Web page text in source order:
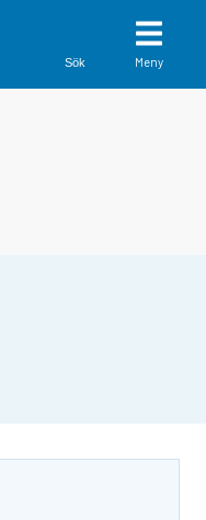
Sök Meny